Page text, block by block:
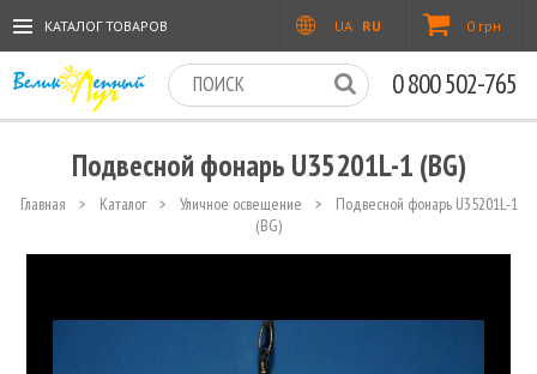
0 грн
UA RU
КАТАЛОГ ТОВАРОВ
0 800 502-765
Подвесной фонарь U35201L-1 (BG)
Главная > Каталог > Уличное освещение >
Подвесной фонарь U35201L-1
(BG)